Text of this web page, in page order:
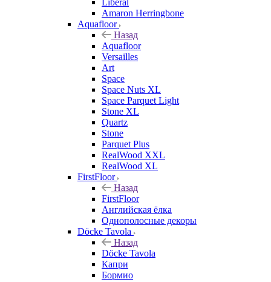
Liberal
Amaron Herringbone
Aquafloor
Назад
Aquafloor
Versailles
Art
Space
Space Nuts XL
Space Parquet Light
Stone XL
Quartz
Stone
Parquet Plus
RealWood XXL
RealWood XL
FirstFloor
Назад
FirstFloor
Английская ёлка
Однополосные декоры
Döcke Tavola
Назад
Döcke Tavola
Капри
Бормио